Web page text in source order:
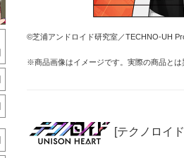
©芝浦アンドロイド研究室／TECHNO-UH
※商品画像はイメージです。実際の商品と
[テクノロイ